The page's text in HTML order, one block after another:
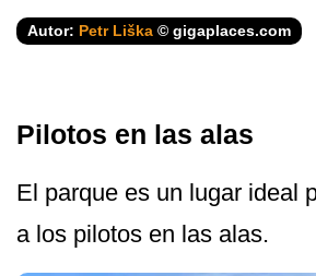
Autor: Petr Liška © gigaplaces.com
Pilotos en las alas
El parque es un lugar ideal
a los pilotos en las alas.